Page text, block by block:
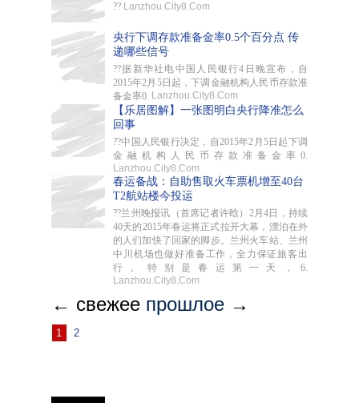
?? Lanzhou.City8.Com
央行下调存款准备金率0.5个百分点 传
递哪些信号
??据新华社电中国人民银行4日晚宣布，自
2015年2月5日起，下调金融机构人民币存款准
备金率0. Lanzhou.City8.Com
【乐居图解】一张图明白央行降准怎么
回事
??中国人民银行决定，自2015年2月5日起下调
金融机构人民币存款准备金率0.
Lanzhou.City8.Com
春运备战：自助售取火车票机增至40台
T2航站楼今投运
??兰州晚报讯（首席记者许晗）2月4日，持续
40天的2015年春运将正式拉开大幕，漂泊在外
的人们加快了回家的脚步。兰州火车站、兰州
中川机场也做好准备工作，全力保证旅客出
行。特别是春运第一天，6.
Lanzhou.City8.Com
← свежее прошлое →
1 2